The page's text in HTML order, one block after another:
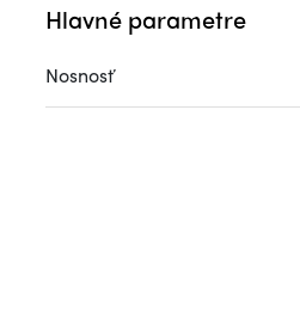
Hlavné parametre
Nosnosť